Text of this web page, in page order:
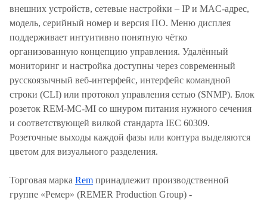
внешних устройств, сетевые настройки – IP и MAC-адрес,
модель, серийный номер и версия ПО. Меню дисплея
поддерживает интуитивно понятную чётко
организованную концепцию управления. Удалённый
мониторинг и настройка доступны через современный
русскоязычный веб-интерфейс, интерфейс командной
строки (CLI) или протокол управления сетью (SNMP). Блок
розеток REM-MC-MI со шнуром питания нужного сечения
и соответствующей вилкой стандарта IEC 60309.
Розеточные выходы каждой фазы или контура выделяются
цветом для визуального разделения.
Торговая марка Rem принадлежит производственной
группе «Ремер» (REMER Production Group) -